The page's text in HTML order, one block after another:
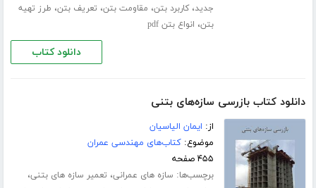
جدید،کاربرد بتن، مقاومت بتن، تعریف بتن، طرز تهیه
بتن، انواع بتن pdf
دانلود کتاب
دانلود کتاب بازرسی سازه‌های بتنی
از: ایمان الیاسیان
موضوع:کتاب‌های مهندسی عمران
۴۵۵ صفحه
برچسب‌ها: سازه های عمرانی، تعمیر سازه های بتنی،